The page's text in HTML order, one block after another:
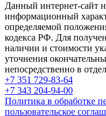
Данный интернет-сайт
информационный
определяемой
кодекса РФ. Для
наличии и стоимости
уточнения
непосредственно в
+7 351 729-83-64
+7 343 204-94-00
Политика в обработке
пользовательское